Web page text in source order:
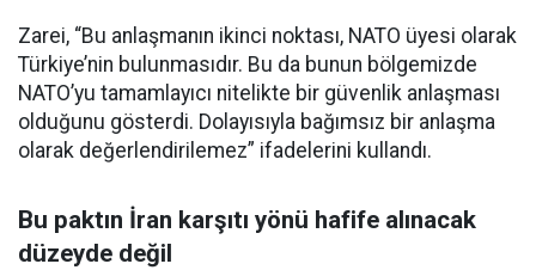
Zarei, “Bu anlaşmanın ikinci noktası, NATO üyesi olarak
Türkiye’nin bulunmasıdır. Bu da bunun bölgemizde
NATO’yu tamamlayıcı nitelikte bir güvenlik anlaşması
olduğunu gösterdi. Dolayısıyla bağımsız bir anlaşma
olarak değerlendirilemez” ifadelerini kullandı.
Bu paktın İran karşıtı yönü hafife alınacak
düzeyde değil